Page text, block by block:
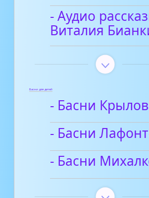
- Аудио
Виталия
Басни для детей
- Басни
- Басни
- Басни